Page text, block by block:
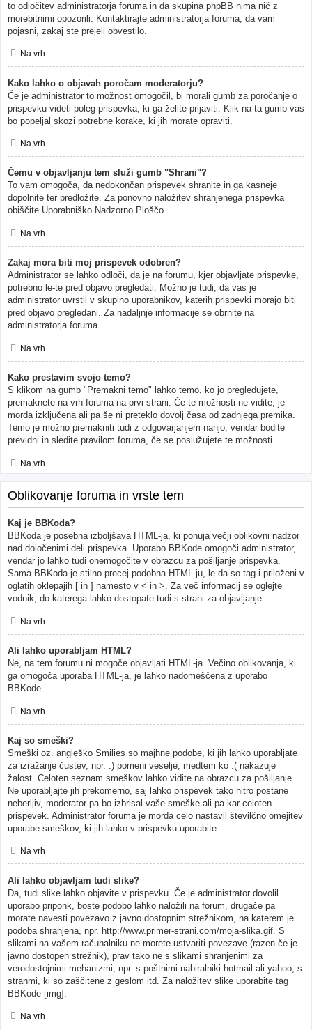
to odločitev administratorja foruma in da skupina phpBB nima nič z
morebitnimi opozorili. Kontaktirajte administratorja foruma, da vam
pojasni, zakaj ste prejeli obvestilo.
Na vrh
Kako lahko o objavah poročam moderatorju?
Če je administrator to možnost omogočil, bi morali gumb za poročanje o
prispevku videti poleg prispevka, ki ga želite prijaviti. Klik na ta gumb vas
bo popeljal skozi potrebne korake, ki jih morate opraviti.
Na vrh
Čemu v objavljanju tem služi gumb "Shrani"?
To vam omogoča, da nedokončan prispevek shranite in ga kasneje
dopolnite ter predložite. Za ponovno naložitev shranjenega prispevka
obiščite Uporabniško Nadzorno Ploščo.
Na vrh
Zakaj mora biti moj prispevek odobren?
Administrator se lahko odloči, da je na forumu, kjer objavljate prispevke,
potrebno le-te pred objavo pregledati. Možno je tudi, da vas je
administrator uvrstil v skupino uporabnikov, katerih prispevki morajo biti
pred objavo pregledani. Za nadaljnje informacije se obrnite na
administratorja foruma.
Na vrh
Kako prestavim svojo temo?
S klikom na gumb "Premakni temo" lahko temo, ko jo pregledujete,
premaknete na vrh foruma na prvi strani. Če te možnosti ne vidite, je
morda izključena ali pa še ni preteklo dovolj časa od zadnjega premika.
Temo je možno premakniti tudi z odgovarjanjem nanjo, vendar bodite
previdni in sledite pravilom foruma, če se poslužujete te možnosti.
Na vrh
Oblikovanje foruma in vrste tem
Kaj je BBKoda?
BBKoda je posebna izboljšava HTML-ja, ki ponuja večji oblikovni nadzor
nad določenimi deli prispevka. Uporabo BBKode omogoči administrator,
vendar jo lahko tudi onemogočite v obrazcu za pošiljanje prispevka.
Sama BBKoda je stilno precej podobna HTML-ju, le da so tag-i priloženi v
oglatih oklepajih [ in ] namesto v < in >. Za več informacij se oglejte
vodnik, do katerega lahko dostopate tudi s strani za objavljanje.
Na vrh
Ali lahko uporabljam HTML?
Ne, na tem forumu ni mogoče objavljati HTML-ja. Večino oblikovanja, ki
ga omogoča uporaba HTML-ja, je lahko nadomeščena z uporabo
BBKode.
Na vrh
Kaj so smeški?
Smeški oz. angleško Smilies so majhne podobe, ki jih lahko uporabljate
za izražanje čustev, npr. :) pomeni veselje, medtem ko :( nakazuje
žalost. Celoten seznam smeškov lahko vidite na obrazcu za pošiljanje.
Ne uporabljajte jih prekomerno, saj lahko prispevek tako hitro postane
neberljiv, moderator pa bo izbrisal vaše smeške ali pa kar celoten
prispevek. Administrator foruma je morda celo nastavil številčno omejitev
uporabe smeškov, ki jih lahko v prispevku uporabite.
Na vrh
Ali lahko objavljam tudi slike?
Da, tudi slike lahko objavite v prispevku. Če je administrator dovolil
uporabo priponk, boste podobo lahko naložili na forum, drugače pa
morate navesti povezavo z javno dostopnim strežnikom, na katerem je
podoba shranjena, npr. http://www.primer-strani.com/moja-slika.gif. S
slikami na vašem računalniku ne morete ustvariti povezave (razen če je
javno dostopen strežnik), prav tako ne s slikami shranjenimi za
verodostojnimi mehanizmi, npr. s poštnimi nabiralniki hotmail ali yahoo, s
stranmi, ki so zaščitene z geslom itd. Za naložitev slike uporabite tag
BBKode [img].
Na vrh